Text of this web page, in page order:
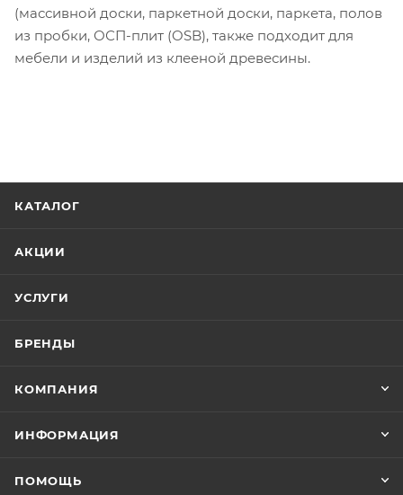
(массивной доски, паркетной доски, паркета, полов
из пробки, ОСП-плит (OSB), также подходит для
мебели и изделий из клееной древесины.
КАТАЛОГ
АКЦИИ
УСЛУГИ
БРЕНДЫ
КОМПАНИЯ
ИНФОРМАЦИЯ
ПОМОЩЬ